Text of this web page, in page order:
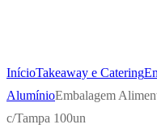
InícioTakeaway e Catering
AlumínioEmbalagem
c/Tampa 100un